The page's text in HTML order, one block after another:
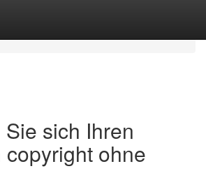
sich Ihren
ohne